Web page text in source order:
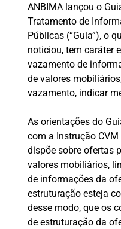
ANBIMA lançou o
Tratamento de
Públicas (“Guia”), o
noticiou, tem caráter
vazamento de
de valores
vazamento, indicar
As orientações do
com a Instrução CVM
dispõe sobre ofertas
valores mobiliários,
de informações da
estruturação esteja
desse modo, que os
de estruturação da